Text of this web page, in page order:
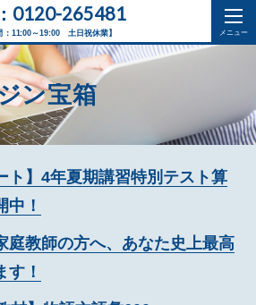
：11:00～19:00 土日祝休業】
0120-265481
ン宝箱
ト】4年夏期講習特別テスト算
中！
庭教師の方へ、あなた史上最高
す！